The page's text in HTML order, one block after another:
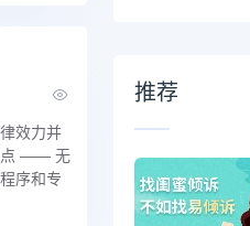
效力并
点 —— 无
序和专
推荐